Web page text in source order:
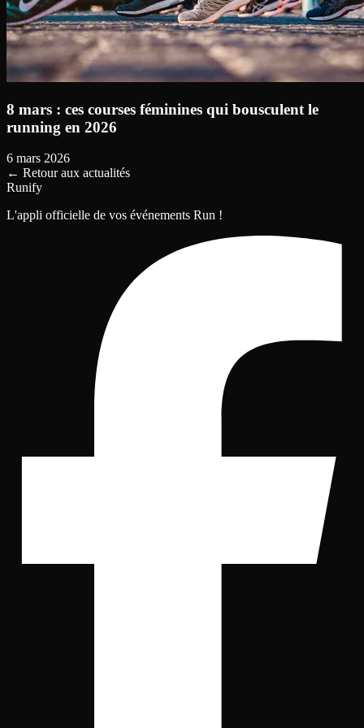
8 mars : ces courses féminines qui bousculent le
running en 2026
6 mars 2026
← Retour aux actualités
Runify
L'appli officielle de vos événements Run !